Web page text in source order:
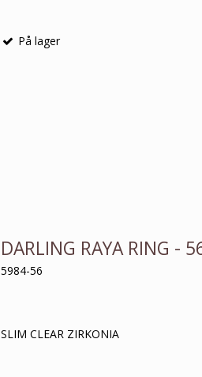
På lager
DARLING RAYA RING -
5984-56
SLIM CLEAR ZIRKONIA